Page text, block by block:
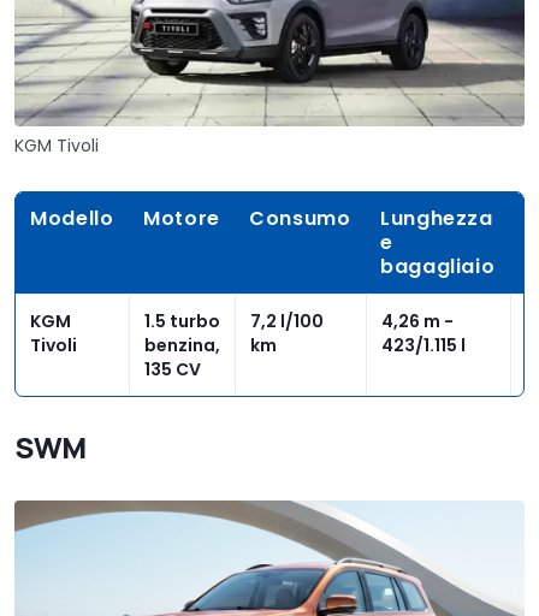
KGM Tivoli
Modello Motore Consumo
Lunghezza
e
bagagliaio
KGM
Tivoli
1.5 turbo
benzina,
135 CV
7,2 l/100
km
4,26 m -
423/1.115 l
SWM